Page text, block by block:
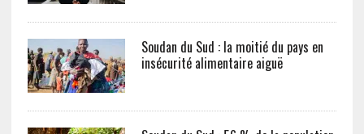
Soudan du Sud : la moitié du pays en
insécurité alimentaire aiguë